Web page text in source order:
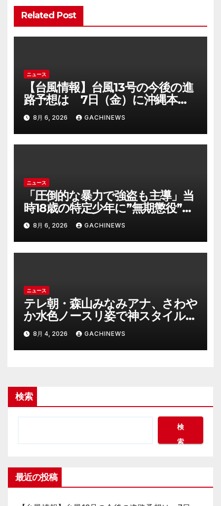
ョ
ン
Related Post
ニュース
【台風情報】台風13号の今後の進
路予想は 7日（金）に沖縄本島
に直撃するおそれ 一部の家屋が
倒壊するおそれがある猛烈な風が
吹く見込み(FNNプライムオンラ
イン)
8月 6, 2026 GACHINEWS
ニュース
「圧倒的な暴力で強盗も主導」当
時18歳の特定少年に”無期懲役”求
刑の背景『年齢の若さで説明でき
ないほど悪質だと検察が判断』＜
元裁判官が解説＞全国的に見ても
異例のケース_8月7日判決の行方
8月 6, 2026 GACHINEWS
ニュース
テレ朝・森山みなみアナ、さわや
か水色ノースリ姿で神スタイル炸
裂 「爽やかで可愛い」「最上級
にお似合い」(J-CASTニュース)
8月 4, 2026 GACHINEWS
検索
検
索
最近の投稿